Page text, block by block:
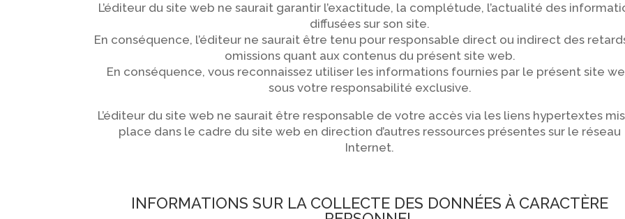
L’éditeur du site web ne saurait garantir l’exactitude, la complétude, l’actualité des
diffusées sur son site.
En conséquence, l’éditeur ne saurait être tenu pour responsable direct ou indirect des
omissions quant aux contenus du présent site web.
En conséquence, vous reconnaissez utiliser les informations fournies par le présent site
sous votre responsabilité exclusive.
L’éditeur du site web ne saurait être responsable de votre accès via les liens hypertextes
place dans le cadre du site web en direction d’autres ressources présentes sur le réseau
Internet.
INFORMATIONS SUR LA COLLECTE DES DONNÉES À CARACTÈRE